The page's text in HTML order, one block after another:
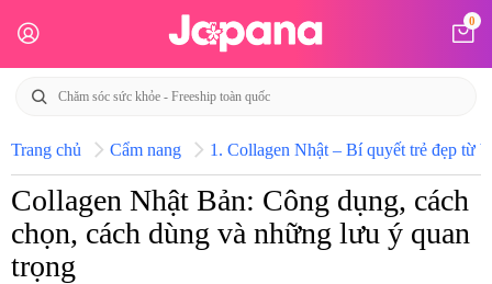
0
Trang chủ Cẩm nang 1. Collagen Nhật – Bí quyết trẻ đẹp từ
Collagen Nhật Bản: Công dụng, cách
chọn, cách dùng và những lưu ý quan
trọng